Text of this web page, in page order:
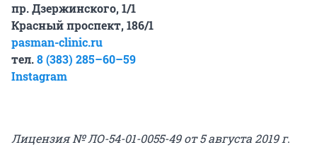
пр. Дзержинского, 1/1
Красный проспект, 186/1
pasman-clinic.ru
тел.8 (383) 285–60–59
Instagram
Лицензия № ЛО-54-01-0055-49 от 5 августа 2019 г.